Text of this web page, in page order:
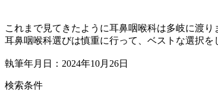
これまで見てきたように耳鼻咽喉科は多岐に渡
耳鼻咽喉科選びは慎重に行って、ベストな選択を
執筆年月日：2024年10月26日
検索条件